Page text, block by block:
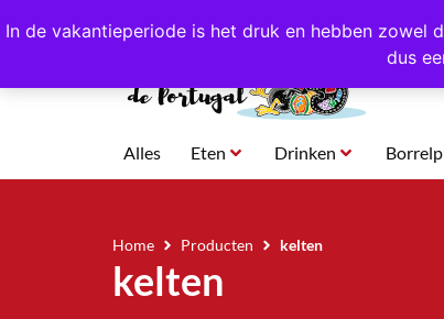
In de vakantieperiode is het druk en hebben zowel
dus
4,8/5,0 sterren beoordeeld! Eigen
Alles Eten Drinken
Home Producten kelten
kelten